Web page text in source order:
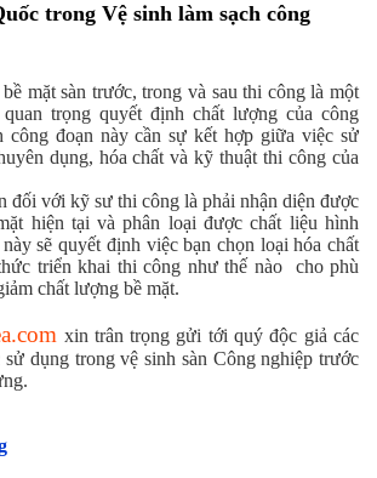
trong Vệ sinh làm sạch công
bề mặt sàn trước, trong và sau thi công là một
trọng quyết định chất lượng của công
đoạn này cần sự kết hợp giữa việc sử
dụng, hóa chất và kỹ thuật thi công của
đối với kỹ sư thi công là phải nhận diện được
hiện tại và phân loại được chất liệu hình
sẽ quyết định việc bạn chọn loại hóa chất
triển khai thi công như thế nào cho phù
chất lượng bề mặt.
xin trân trọng gửi tới quý độc giả các
dụng trong vệ sinh sàn Công nghiệp trước